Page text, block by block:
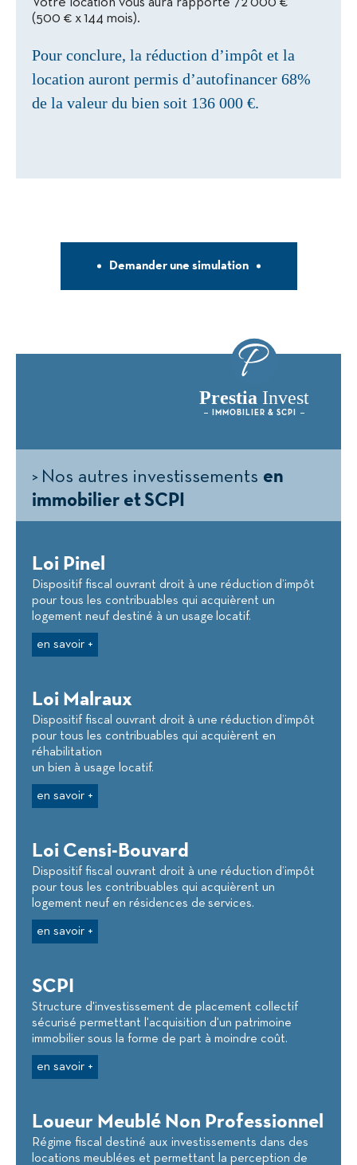
Votre location vous aura rapporté 72 000 €
(500 € x 144 mois).
Pour conclure, la réduction d’impôt et la
location auront permis d’autofinancer 68%
de la valeur du bien soit 136 000 €.
Demander une simulation
Prestia Invest
IMMOBILIER & SCPI
> Nos autres investissements en
immobilier et SCPI
Loi Pinel
Dispositif fiscal ouvrant droit à une réduction d’impôt
pour tous les contribuables qui acquièrent un
logement neuf destiné à un usage locatif.
en savoir +
Loi Malraux
Dispositif fiscal ouvrant droit à une réduction d’impôt
pour tous les contribuables qui acquièrent en
réhabilitation
un bien à usage locatif.
en savoir +
Loi Censi-Bouvard
Dispositif fiscal ouvrant droit à une réduction d’impôt
pour tous les contribuables qui acquièrent un
logement neuf en résidences de services.
en savoir +
SCPI
Structure d'investissement de placement collectif
sécurisé permettant l'acquisition d'un patrimoine
immobilier sous la forme de part à moindre coût.
en savoir +
Loueur Meublé Non Professionnel
Régime fiscal destiné aux investissements dans des
locations meublées et permettant la perception de